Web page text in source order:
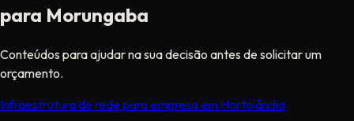
para Morungaba
Conteúdos para ajudar na sua decisão antes de solicitar um
orçamento.
Infraestrutura de rede para empresa em Hortolândia